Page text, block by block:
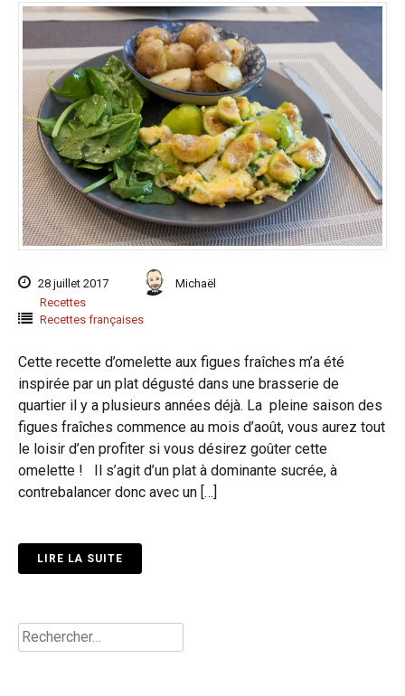
28 juillet 2017
Michaël
Recettes
Recettes françaises
Cette recette d’omelette aux figues fraîches m’a été
inspirée par un plat dégusté dans une brasserie de
quartier il y a plusieurs années déjà. La pleine saison des
figues fraîches commence au mois d’août, vous aurez tout
le loisir d’en profiter si vous désirez goûter cette
omelette ! Il s’agit d’un plat à dominante sucrée, à
contrebalancer donc avec un […]
LIRE LA SUITE
Rechercher :